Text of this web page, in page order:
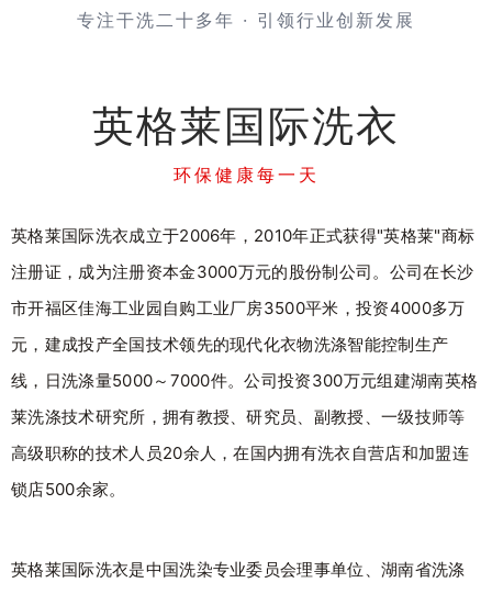
专注干洗二十多年 · 引领行业创新发展
英格莱国际洗衣
环保健康每一天
英格莱国际洗衣成立于2006年，2010年正式获得"英格莱"商标
注册证，成为注册资本金3000万元的股份制公司。公司在长沙
市开福区佳海工业园自购工业厂房3500平米，投资4000多万
元，建成投产全国技术领先的现代化衣物洗涤智能控制生产
线，日洗涤量5000～7000件。公司投资300万元组建湖南英格
莱洗涤技术研究所，拥有教授、研究员、副教授、一级技师等
高级职称的技术人员20余人，在国内拥有洗衣自营店和加盟连
锁店500余家。
英格莱国际洗衣是中国洗染专业委员会理事单位、湖南省洗涤